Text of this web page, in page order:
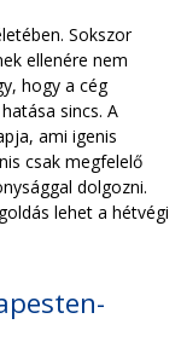
Sokszor
ellenére nem
hogy a cég
sincs. A
ami igenis
csak megfelelő
dolgozni.
lehet a hétvégi